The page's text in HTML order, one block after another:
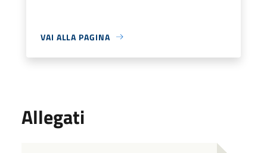
VAI ALLA PAGINA
Allegati